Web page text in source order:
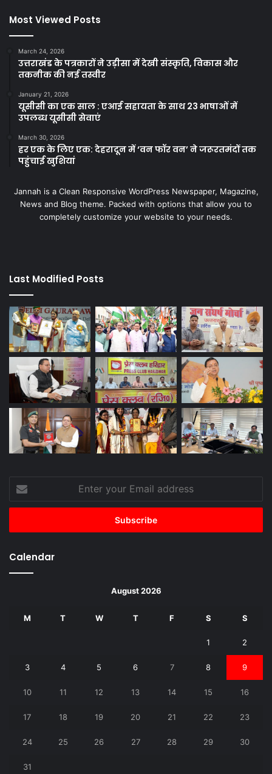
Most Viewed Posts
March 24, 2026
उत्तराखंड के पत्रकारों ने उड़ीसा में देखी संस्कृति, विकास और
तकनीक की नई तस्वीर
January 21, 2026
यूसीसी का एक साल : एआई सहायता के साथ 23 भाषाओं में
उपलब्ध यूसीसी सेवाएं
March 30, 2026
हर एक के लिए एक: देहरादून में ‘वन फॉर वन’ ने जरूरतमंदों तक
पहुंचाई खुशियां
Jannah is a Clean Responsive WordPress Newspaper, Magazine,
News and Blog theme. Packed with options that allow you to
completely customize your website to your needs.
Last Modified Posts
your
Email
Calendar
August 2026
M T W T F S S
1 2
3 4 5 6 7 8 9
10 11 12 13 14 15 16
17 18 19 20 21 22 23
24 25 26 27 28 29 30
31